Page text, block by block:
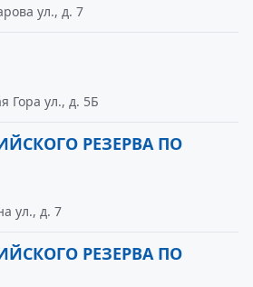
ул., д. 7
Гора ул., д. 5Б
РЕЗЕРВА ПО
ул., д. 7
РЕЗЕРВА ПО